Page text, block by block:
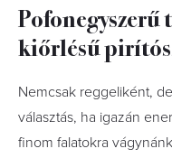
kiőrlésű
Nemcsak reggeliként,
választás, ha igazán
finom falatokra